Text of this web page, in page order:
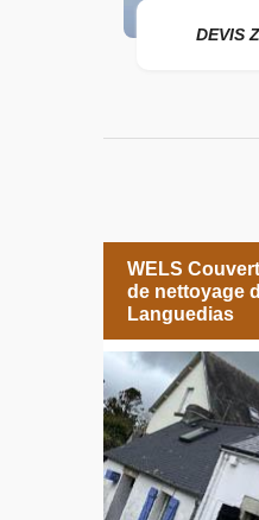
DEVIS
WELS
de nettoyage
Languedias